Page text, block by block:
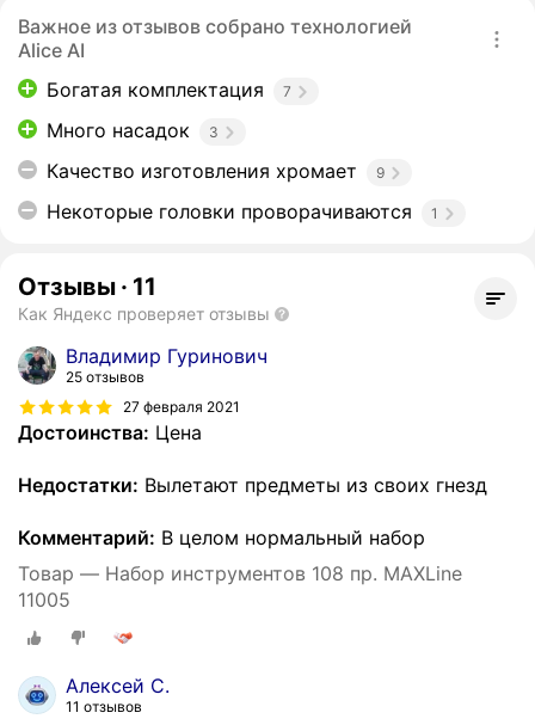
Важное из отзывов собрано технологией
Alice AI
Богатая комплектация
7
Много насадок 3
Качество изготовления хромает 9
Некоторые головки проворачиваются 1
Отзывы · 11
Как Яндекс проверяет отзывы
Владимир Гуринович
25 отзывов
27 февраля 2021
Достоинства: Цена
Недостатки: Вылетают предметы из своих гнезд
Комментарий: В целом нормальный набор
Товар — Набор инструментов 108 пр. MAXLine
11005
Алексей С.
11 отзывов